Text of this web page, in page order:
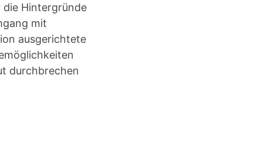
die Hintergründe
mit
ausgerichtete
durchbrechen